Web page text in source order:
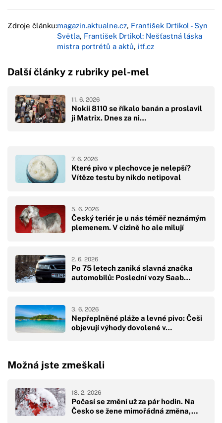
Zdroje článku:magazin.aktualne.cz, František Drtikol - Syn
Světla, František Drtikol: Nešťastná láska
mistra portrétů a aktů, itf.cz
Další články z rubriky pel-mel
Nokii 8110 se říkalo banán a proslavil
ji Matrix. Dnes za ni…
11. 6. 2026
Které pivo v plechovce je nelepší?
Vítěze testu by nikdo netipoval
7. 6. 2026
Český teriér je u nás téměř neznámým
plemenem. V cizině ho ale milují
5. 6. 2026
Po 75 letech zaniká slavná značka
automobilů: Poslední vozy Saab…
2. 6. 2026
Nepřeplněné pláže a levné pivo: Češi
objevují výhody dovolené v…
3. 6. 2026
Možná jste zmeškali
Počasí se změní už za pár hodin. Na
Česko se žene mimořádná změna,…
18. 2. 2026